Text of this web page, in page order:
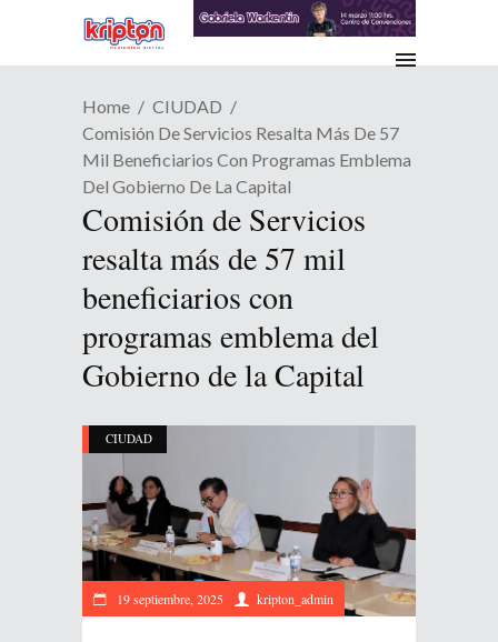
Home
CIUDAD
Comisión De Servicios Resalta Más De 57
Mil Beneficiarios Con Programas Emblema
Del Gobierno De La Capital
Comisión de Servicios
resalta más de 57 mil
beneficiarios con
programas emblema del
Gobierno de la Capital
CIUDAD
19 septiembre, 2025 kripton_admin